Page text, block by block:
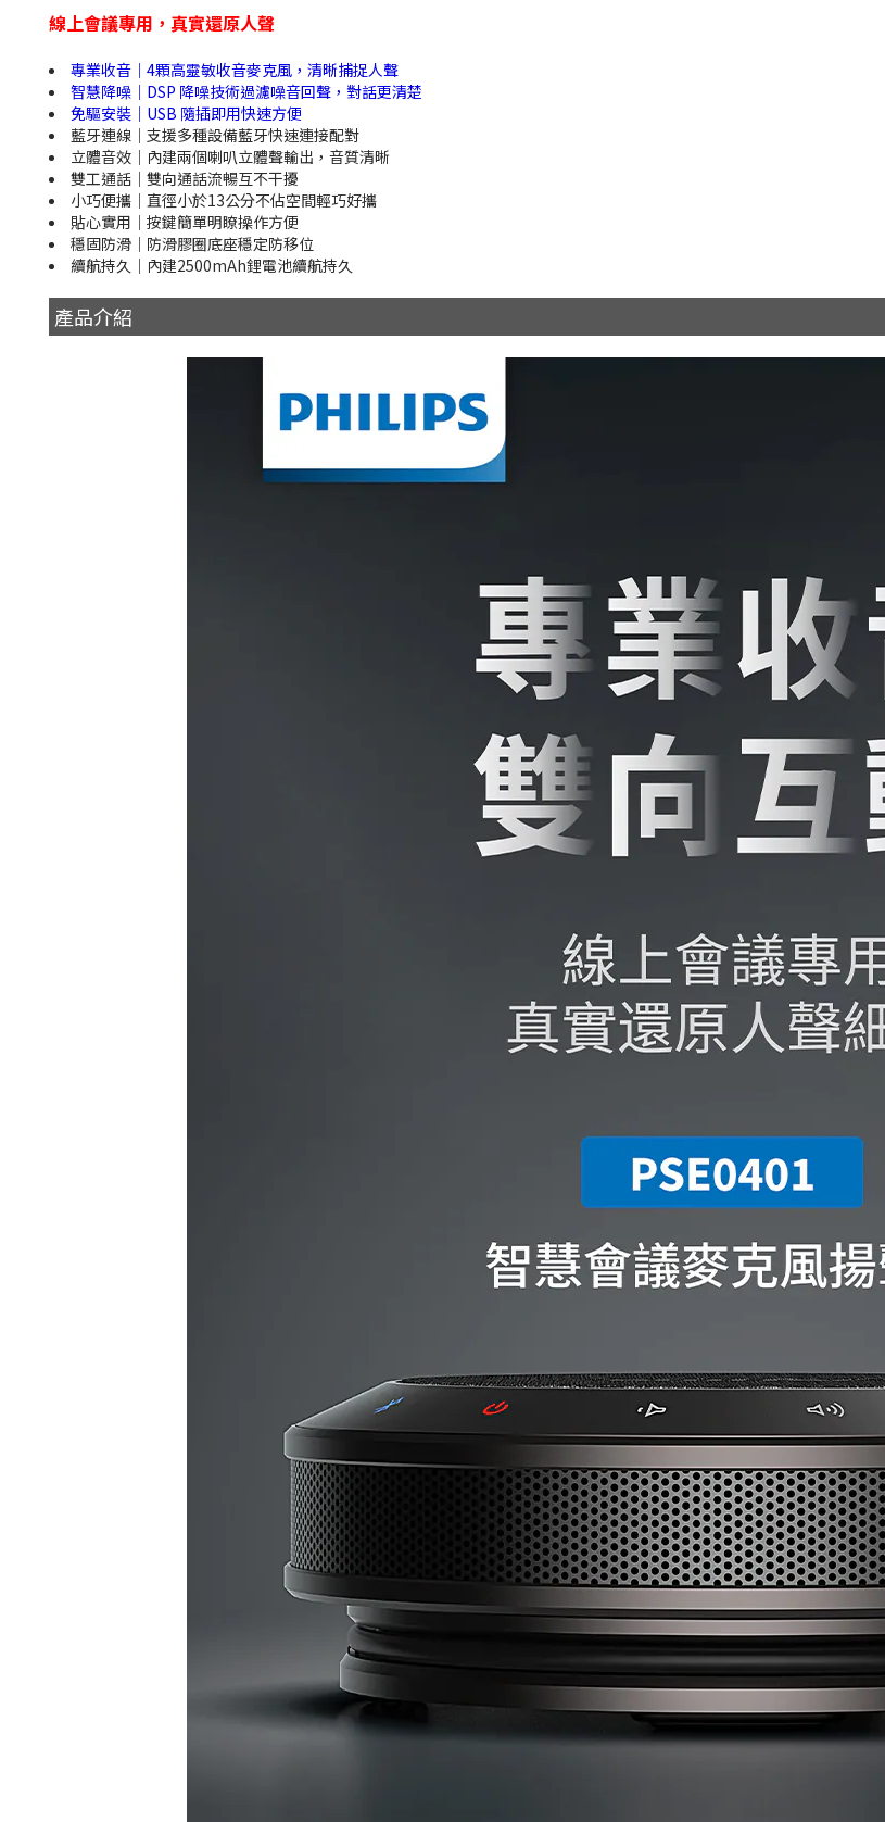
線上會議專用，真實還原人聲
專業收音｜4顆高靈敏收音麥克風，清晰捕捉人聲
智慧降噪｜DSP 降噪技術過濾噪音回聲，對話更清楚
免驅安裝｜USB 隨插即用快速方便
藍牙連線｜支援多種設備藍牙快速連接配對
立體音效｜內建兩個喇叭立體聲輸出，音質清晰
雙工通話｜雙向通話流暢互不干擾
小巧便攜｜直徑小於13公分不佔空間輕巧好攜
貼心實用｜按鍵簡單明瞭操作方便
穩固防滑｜防滑膠圈底座穩定防移位
續航持久｜內建2500mAh鋰電池續航持久
產品介紹